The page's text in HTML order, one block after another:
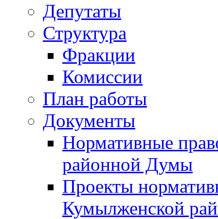
Депутаты
Структура
Фракции
Комиссии
План работы
Документы
Нормативные
районной Думы
Проекты
Кумылженской